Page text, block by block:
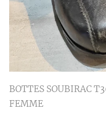
BOTTES SOUBIRAC
FEMME